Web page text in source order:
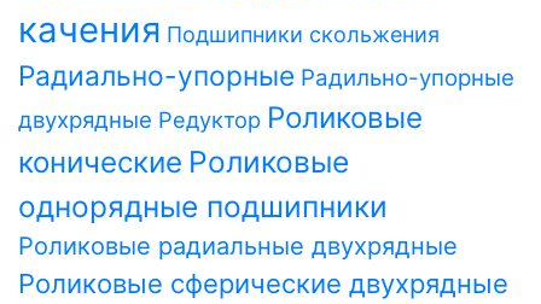
качения Подшипники скольжения
Радиально-упорные Радильно-упорные
двухрядные Редуктор Роликовые
конические Роликовые
однорядные подшипники
Роликовые радиальные двухрядные
Роликовые сферические двухрядные